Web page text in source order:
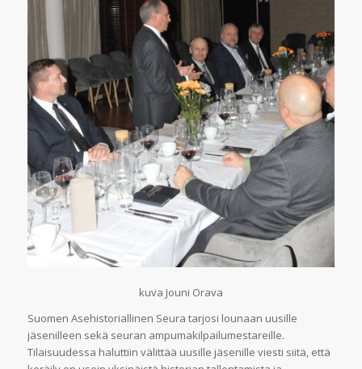
kuva Jouni Orava
Suomen Asehistoriallinen Seura tarjosi lounaan uusille
jäsenilleen sekä seuran ampumakilpailumestareille.
Tilaisuudessa haluttiin välittää uusille jäsenille viesti siitä, että